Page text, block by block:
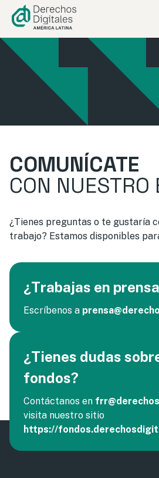
contenido
COMUNÍCATE
CON NUESTRO
¿Tienes preguntas o te gustaría
trabajo? Estamos disponibles
¿Trabajas en
Escríbenos a
¿Tienes dudas
fondos?
Contáctanos en
visita nuestro sitio
https://